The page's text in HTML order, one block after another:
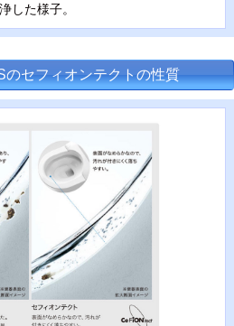
した様子。
セフィオンテクトの性質